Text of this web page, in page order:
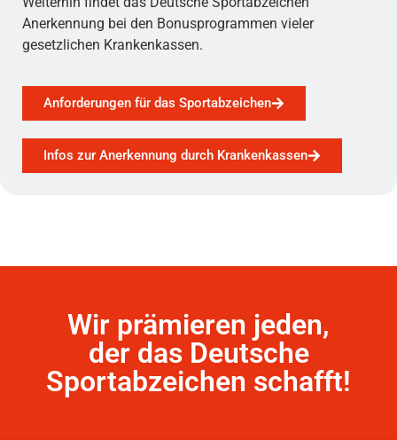
Anerkennung bei den Bonusprogrammen vieler
gesetzlichen Krankenkassen.
Anforderungen für das Sportabzeichen
Infos zur Anerkennung durch Krankenkassen
Wir prämieren jeden,
der das Deutsche
Sportabzeichen schafft!